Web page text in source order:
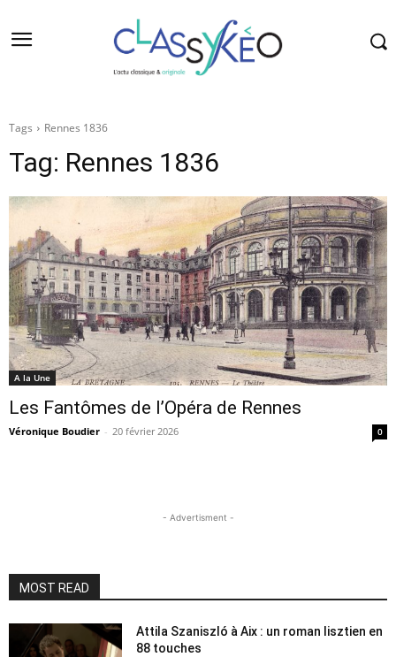
Tags Rennes 1836
Tag: Rennes 1836
A la Une
Les Fantômes de l’Opéra de Rennes
Véronique Boudier - 20 février 2026 0
- Advertisment -
MOST READ
Attila Szaniszló à Aix : un roman lisztien en
88 touches